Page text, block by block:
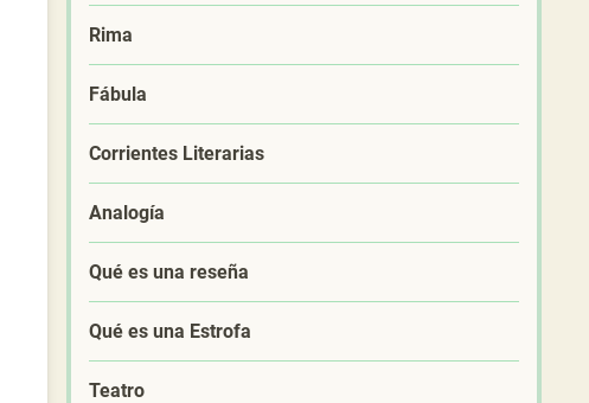
Rima
Fábula
Corrientes Literarias
Analogía
Qué es una reseña
Qué es una Estrofa
Teatro